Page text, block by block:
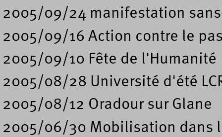
2005/09/24 manifestation
2005/09/16 Action contre le
2005/09/10 Fête de l'Humanité
2005/08/28 Université d'été
2005/08/12 Oradour sur Glane
2005/06/30 Mobilisation dans